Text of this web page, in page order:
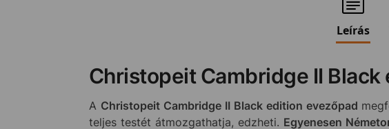
Leírás
Christopeit Cambridge II
A Christopeit Cambridge II Black edition evezőpad
teljes testét átmozgathatja, edzheti. Egyenesen